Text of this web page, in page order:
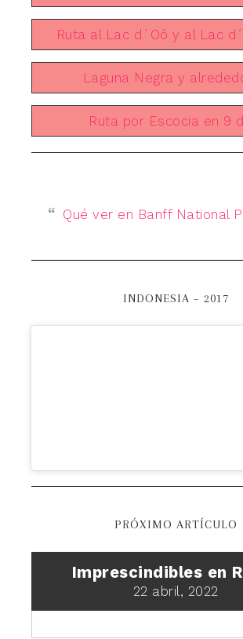
Ruta al Lac d´Oô y al Lac
Laguna Negra y
Ruta por Escocia en 9
Qué ver en Banff National
INDONESIA – 2017
PRÓXIMO ARTÍCULO
Imprescindibles en
22 abril, 2022